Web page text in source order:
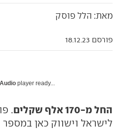
מאת: הלל פוסק
פורסם 18.12.23
player ready...
החל מ-170 אלף שקלים
לישראל וישווק כאן